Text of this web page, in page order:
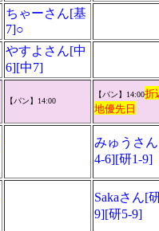
ちゃーさん[基
7]○
やすよさん[中
6][中7]
【パン】14:00
【パン】14:00折
地優先日
みゅうさ
4-6][研1-9]
Sakaさん[
9][研5-9]